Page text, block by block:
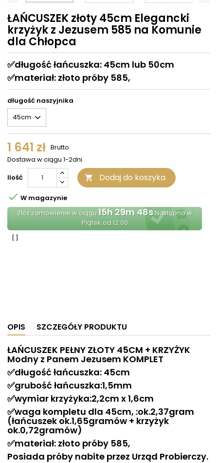
ŁAŃCUSZEK złoty 45cm Elegancki
krzyżyk z Jezusem 585 na Komunie
dla Chłopca
✅długość łańcuszka: 45cm lub 50cm
✅materiał: złoto próby 585,
długość naszyjnika
1 641 zł Brutto
Dostawa w ciągu 1-2dni.
Ilość
 Dodaj do koszyka
 W magazynie
Złóż zamówienie w ciągu15h 29m 48sNastępna w
Piątek od 12.00
OPIS SZCZEGÓŁY PRODUKTU
ŁAŃCUSZEK PEŁNY ZŁOTY 45CM + KRZYŻYK
Modny z Panem Jezusem KOMPLET
✅długość łańcuszka: 45cm
✅grubość łańcuszka:1,5mm
✅wymiar krzyżyka:2,2cm x 1,6cm
✅waga kompletu dla 45cm, :ok.2,37gram
(łańcuszek ok.1,65gramów + krzyżyk
ok.0,72gramów)
✅materiał: złoto próby 585,
Posiada próby nabite przez Urząd Probierczy.